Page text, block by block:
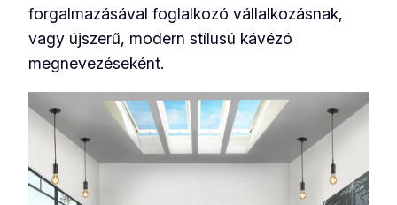
forgalmazásával foglalkozó vállalkozásnak,
vagy újszerű, modern stílusú kávézó
megnevezéseként.